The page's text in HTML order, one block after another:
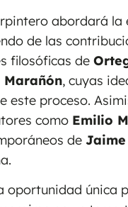
abordará
de las
filosóficas de
, cuyas
este proceso.
como Emilio
de
oportunidad única